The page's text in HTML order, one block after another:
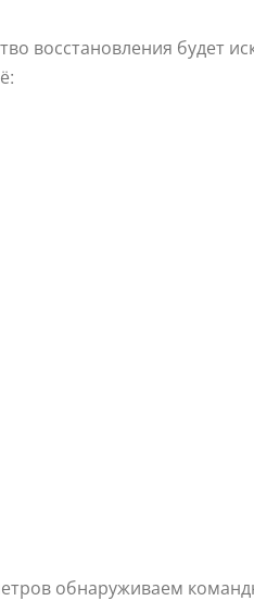
восстановления будет
обнаруживаем